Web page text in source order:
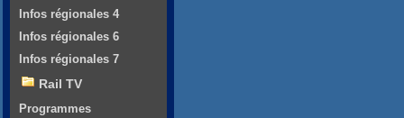
Infos régionales 4
Infos régionales 6
Infos régionales 7
Rail TV
Programmes